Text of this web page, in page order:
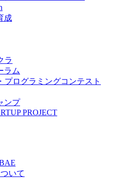
成
ラ
ラム
プログラミングコンテスト
ンプ
PROJECT
いて